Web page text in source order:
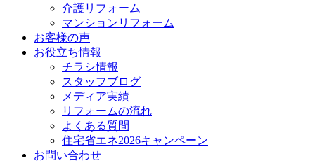
介護リフォーム
マンションリフォーム
お客様の声
お役立ち情報
チラシ情報
スタッフブログ
メディア実績
リフォームの流れ
よくある質問
住宅省エネ2026キャンペーン
お問い合わせ